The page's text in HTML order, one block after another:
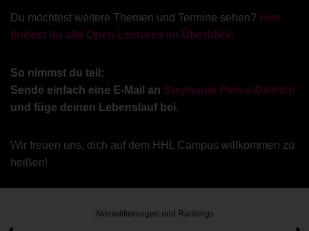
Du möchtest weitere Themen und Termine sehen? Hier
findest du alle Open Lectures im Überblick.
So nimmst du teil:
Sende einfach eine E-Mail an Stephanie Pleiss-Dietrich
und füge deinen Lebenslauf bei.
Wir freuen uns, dich auf dem HHL Campus willkommen zu
heißen!
Akkreditierungen und Rankings